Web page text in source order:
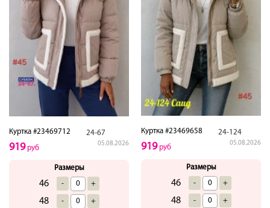
Куртка #23469712 24-67
05.08.2026
919руб
Размеры
46 - +
48 - +
Куртка #23469658 24-124
05.08.2026
919руб
Размеры
46 - +
48 - +